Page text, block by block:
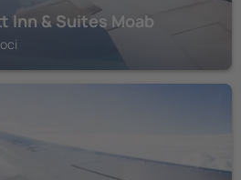
Inn & Suites Moab